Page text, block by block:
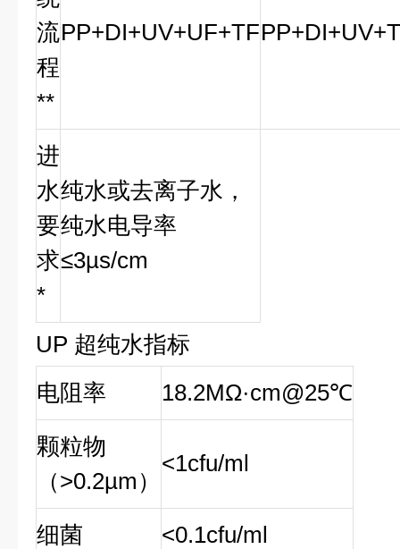
流
程
**
PP+DI+UV+UF+TF
进
水
要
求
*
纯水或去离子水，
纯水电导率
≤3µs/cm
UP 超纯水指标
电阻率
18.2MΩ·cm@25℃
颗粒物
（>0.2µm）
<1cfu/ml
细菌
<0.1cfu/ml